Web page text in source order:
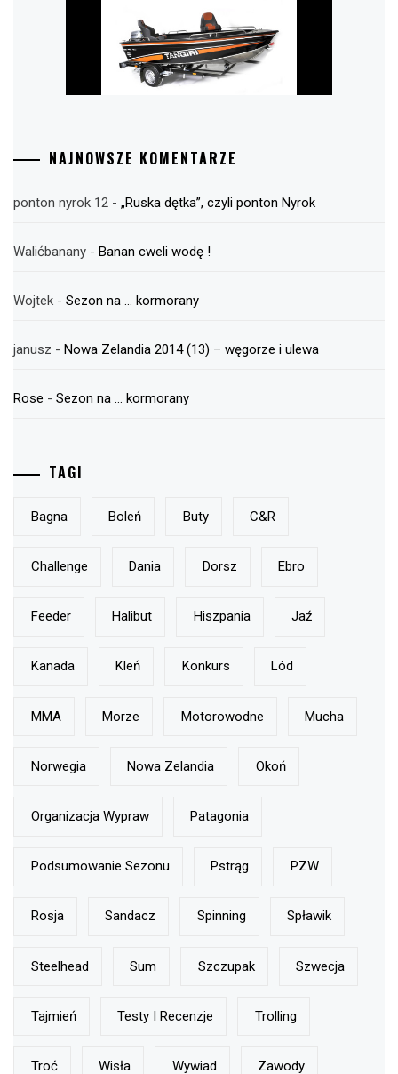
NAJNOWSZE KOMENTARZE
ponton nyrok 12 - „Ruska dętka”, czyli ponton Nyrok
Walićbanany - Banan cweli wodę !
Wojtek - Sezon na … kormorany
janusz - Nowa Zelandia 2014 (13) – węgorze i ulewa
Rose - Sezon na … kormorany
TAGI
Bagna Boleń Buty C&r
Challenge Dania Dorsz Ebro
Feeder Halibut Hiszpania Jaź
Kanada Kleń Konkurs Lód
MMA Morze Motorowodne Mucha
Norwegia Nowa Zelandia Okoń
Organizacja Wypraw Patagonia
Podsumowanie Sezonu Pstrąg PZW
Rosja Sandacz Spinning Spławik
Steelhead Sum Szczupak Szwecja
Tajmień Testy I Recenzje Trolling
Troć Wisła Wywiad Zawody